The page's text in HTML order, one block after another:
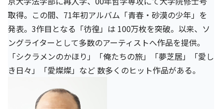
DX（デジタル変革）
DXビジョン・DX戦略
Kyoshin Digital Academy
卓越した安全・安心を目指して
基本方針
IRお問合せ
介護事業 採用
取得。この間、71年初アルバム「青春・砂漠の少年」を
発表。3作目となる「彷徨」は 100万枚を突破。以来、ソ
ングライターとして多数のアーティストへ作品を提供。
「シクラメンのかほり」「俺たちの旅」「夢芝居」「愛し
き日々」「愛燦燦」など 数多くのヒット作品がある。